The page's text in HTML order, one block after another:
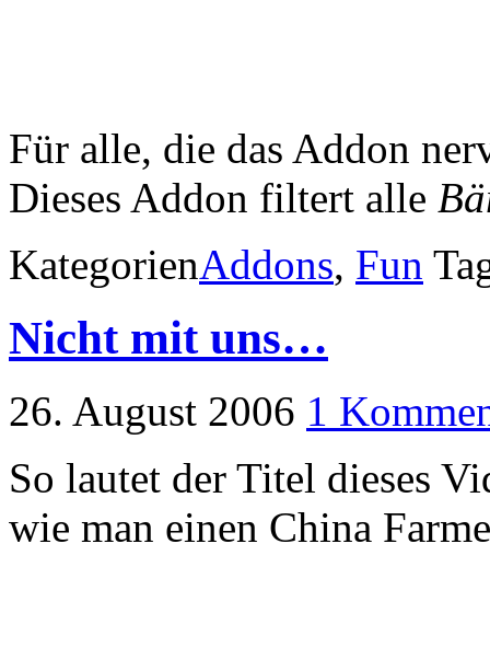
Für alle, die das Addon
Dieses Addon filtert alle
KategorienAddons, Fun
Nicht mit uns…
26. August 2006 1
So lautet der Titel dieses
wie man einen China